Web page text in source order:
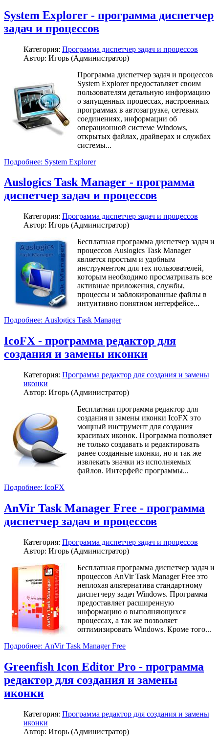
System Explorer - программа диспетчер
задач и процессов
Категория: Программа диспетчер задач и процессов
Автор: Игорь (Администратор)
Программа диспетчер задач и процессов
System Explorer предоставляет своим
пользователям детальную информацию
о запущенных процессах, настроенных
программах в автозагрузке, сетевых
соединениях, информации об
операционной системе Windows,
открытых файлах, драйверах и службах
системы...
Подробнее: System Explorer
Auslogics Task Manager - программа
диспетчер задач и процессов
Категория: Программа диспетчер задач и процессов
Автор: Игорь (Администратор)
Бесплатная программа диспетчер задач и
процессов Auslogics Task Manager
является простым и удобным
инструментом для тех пользователей,
которым необходимо просматривать все
активные приложения, службы,
процессы и заблокированные файлы в
интуитивно понятном интерфейсе...
Подробнее: Auslogics Task Manager
IcoFX - программа редактор для
создания и замены иконки
Категория: Программа редактор для создания и замены
иконки
Автор: Игорь (Администратор)
Бесплатная программа редактор для
создания и замены иконки IcoFX это
мощный инструмент для создания
красивых иконок. Программа позволяет
не только создавать и редактировать
ранее созданные иконки, но и так же
извлекать значки из исполняемых
файлов. Интерфейс программы...
Подробнее: IcoFX
AnVir Task Manager Free - программа
диспетчер задач и процессов
Категория: Программа диспетчер задач и процессов
Автор: Игорь (Администратор)
Бесплатная программа диспетчер задач и
процессов AnVir Task Manager Free это
неплохая альтернатива стандартному
диспетчеру задач Windows. Программа
предоставляет расширенную
информацию о выполняющихся
процессах, а так же позволяет
оптимизировать Windows. Кроме того...
Подробнее: AnVir Task Manager Free
Greenfish Icon Editor Pro - программа
редактор для создания и замены
иконки
Категория: Программа редактор для создания и замены
иконки
Автор: Игорь (Администратор)